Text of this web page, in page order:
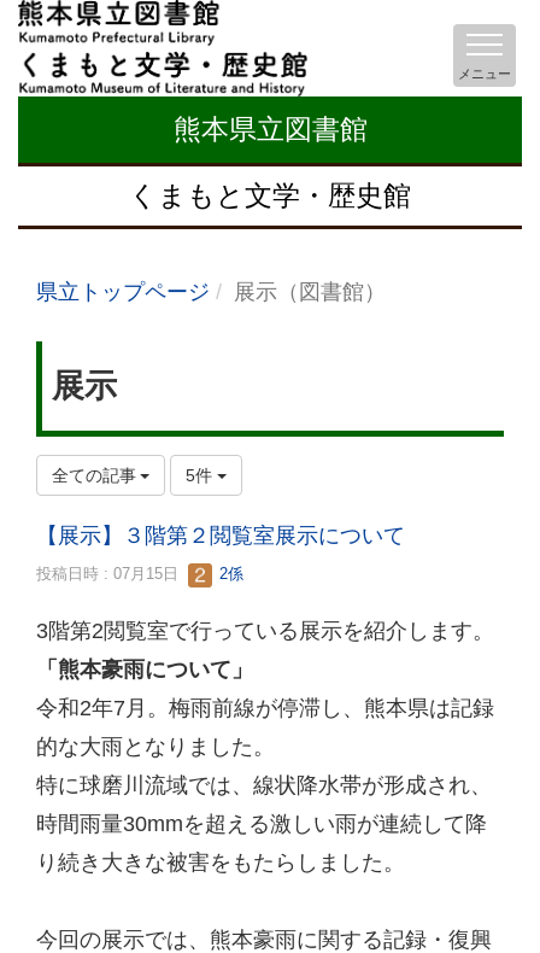
熊本県立図書館
くまもと文学・歴史館
メニュー
県立トップページ 展示（図書館）
展示
全ての記事 5件
【展示】３階第２閲覧室展示について
投稿日時 : 07月15日 2係
3階第2閲覧室で行っている展示を紹介します。
「熊本豪雨について」
令和2年7月。梅雨前線が停滞し、熊本県は記録
的な大雨となりました。
特に球磨川流域では、線状降水帯が形成され、
時間雨量30mmを超える激しい雨が連続して降
り続き大きな被害をもたらしました。
今回の展示では、熊本豪雨に関する記録・復興